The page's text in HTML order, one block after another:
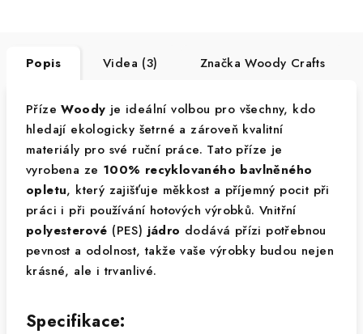
Popis Videa (3) Značka Woody Crafts
PřízeWoody je ideální volbou pro všechny, kdo
hledají ekologicky šetrné a zároveň kvalitní
materiály pro své ruční práce. Tato příze je
vyrobena ze 100% recyklovaného bavlněného
opletu, který zajišťuje měkkost a příjemný pocit při
práci i při používání hotových výrobků. Vnitřní
polyesterové (PES)jádro dodává přízi potřebnou
pevnost a odolnost, takže vaše výrobky budou nejen
krásné, ale i trvanlivé.
Specifikace: